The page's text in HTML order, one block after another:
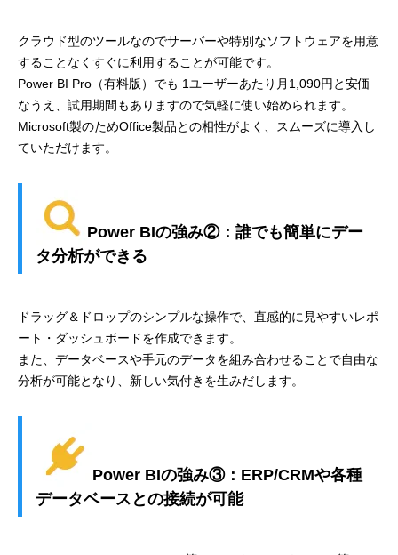
クラウド型のツールなのでサーバーや特別なソフトウェアを用意
することなくすぐに利用することが可能です。
Power BI Pro（有料版）でも 1ユーザーあたり月1,090円と安価
なうえ、試用期間もありますので気軽に使い始められます。
Microsoft製のためOffice製品との相性がよく、スムーズに導入し
ていただけます。
Power BIの強み②：誰でも簡単にデー
タ分析ができる
ドラッグ＆ドロップのシンプルな操作で、直感的に見やすいレポ
ート・ダッシュボードを作成できます。
また、データベースや手元のデータを組み合わせることで自由な
分析が可能となり、新しい気付きを生みだします。
Power BIの強み③：ERP/CRMや各種
データベースとの接続が可能